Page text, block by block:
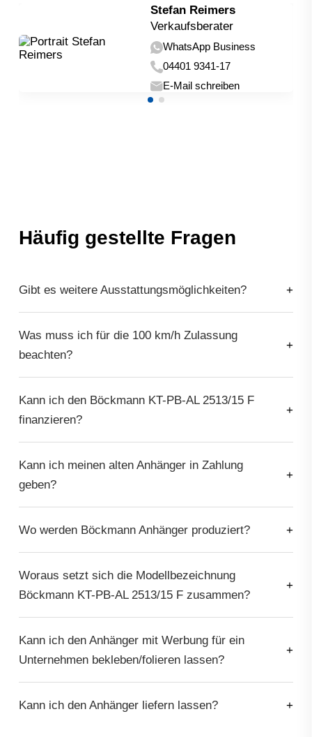
Stefan Reimers
Verkaufsberater
WhatsApp Business
04401 9341-17
E-Mail schreiben
Häufig gestellte Fragen
Gibt es weitere Ausstattungsmöglichkeiten?
Was muss ich für die 100 km/h Zulassung
beachten?
Kann ich den Böckmann KT-PB-AL 2513/15 F
finanzieren?
Kann ich meinen alten Anhänger in Zahlung
geben?
Wo werden Böckmann Anhänger produziert?
Woraus setzt sich die Modellbezeichnung
Böckmann KT-PB-AL 2513/15 F zusammen?
Kann ich den Anhänger mit Werbung für ein
Unternehmen bekleben/folieren lassen?
Kann ich den Anhänger liefern lassen?